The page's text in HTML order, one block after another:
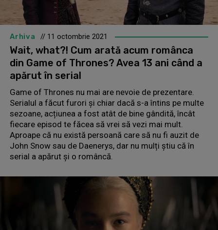
Arhiva // 11 octombrie 2021
Wait, what?! Cum arată acum românca
din Game of Thrones? Avea 13 ani când a
apărut în serial
Game of Thrones nu mai are nevoie de prezentare.
Serialul a făcut furori și chiar dacă s-a întins pe multe
sezoane, acțiunea a fost atât de bine gândită, încât
fiecare episod te făcea să vrei să vezi mai mult.
Aproape că nu există persoană care să nu fi auzit de
John Snow sau de Daenerys, dar nu mulți știu că în
serial a apărut și o româncă.